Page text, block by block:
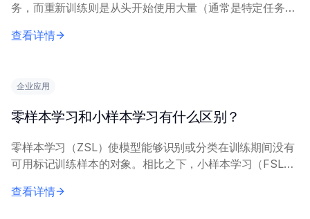
务，而重新训练则是从头开始使用大量（通常是特定任务）
查看详情
企业应用
零样本学习和小样本学习有什么区别？
零样本学习（ZSL）使模型能够识别或分类在训练期间没有
可用标记训练样本的对象。相比之下，小样本学习（FSL）
型。 零样本学习主要通过利用预先存...
查看详情